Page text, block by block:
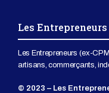
Les
Les Entrepreneurs (ex-
artisans, commerçants,
© 2023 – Les